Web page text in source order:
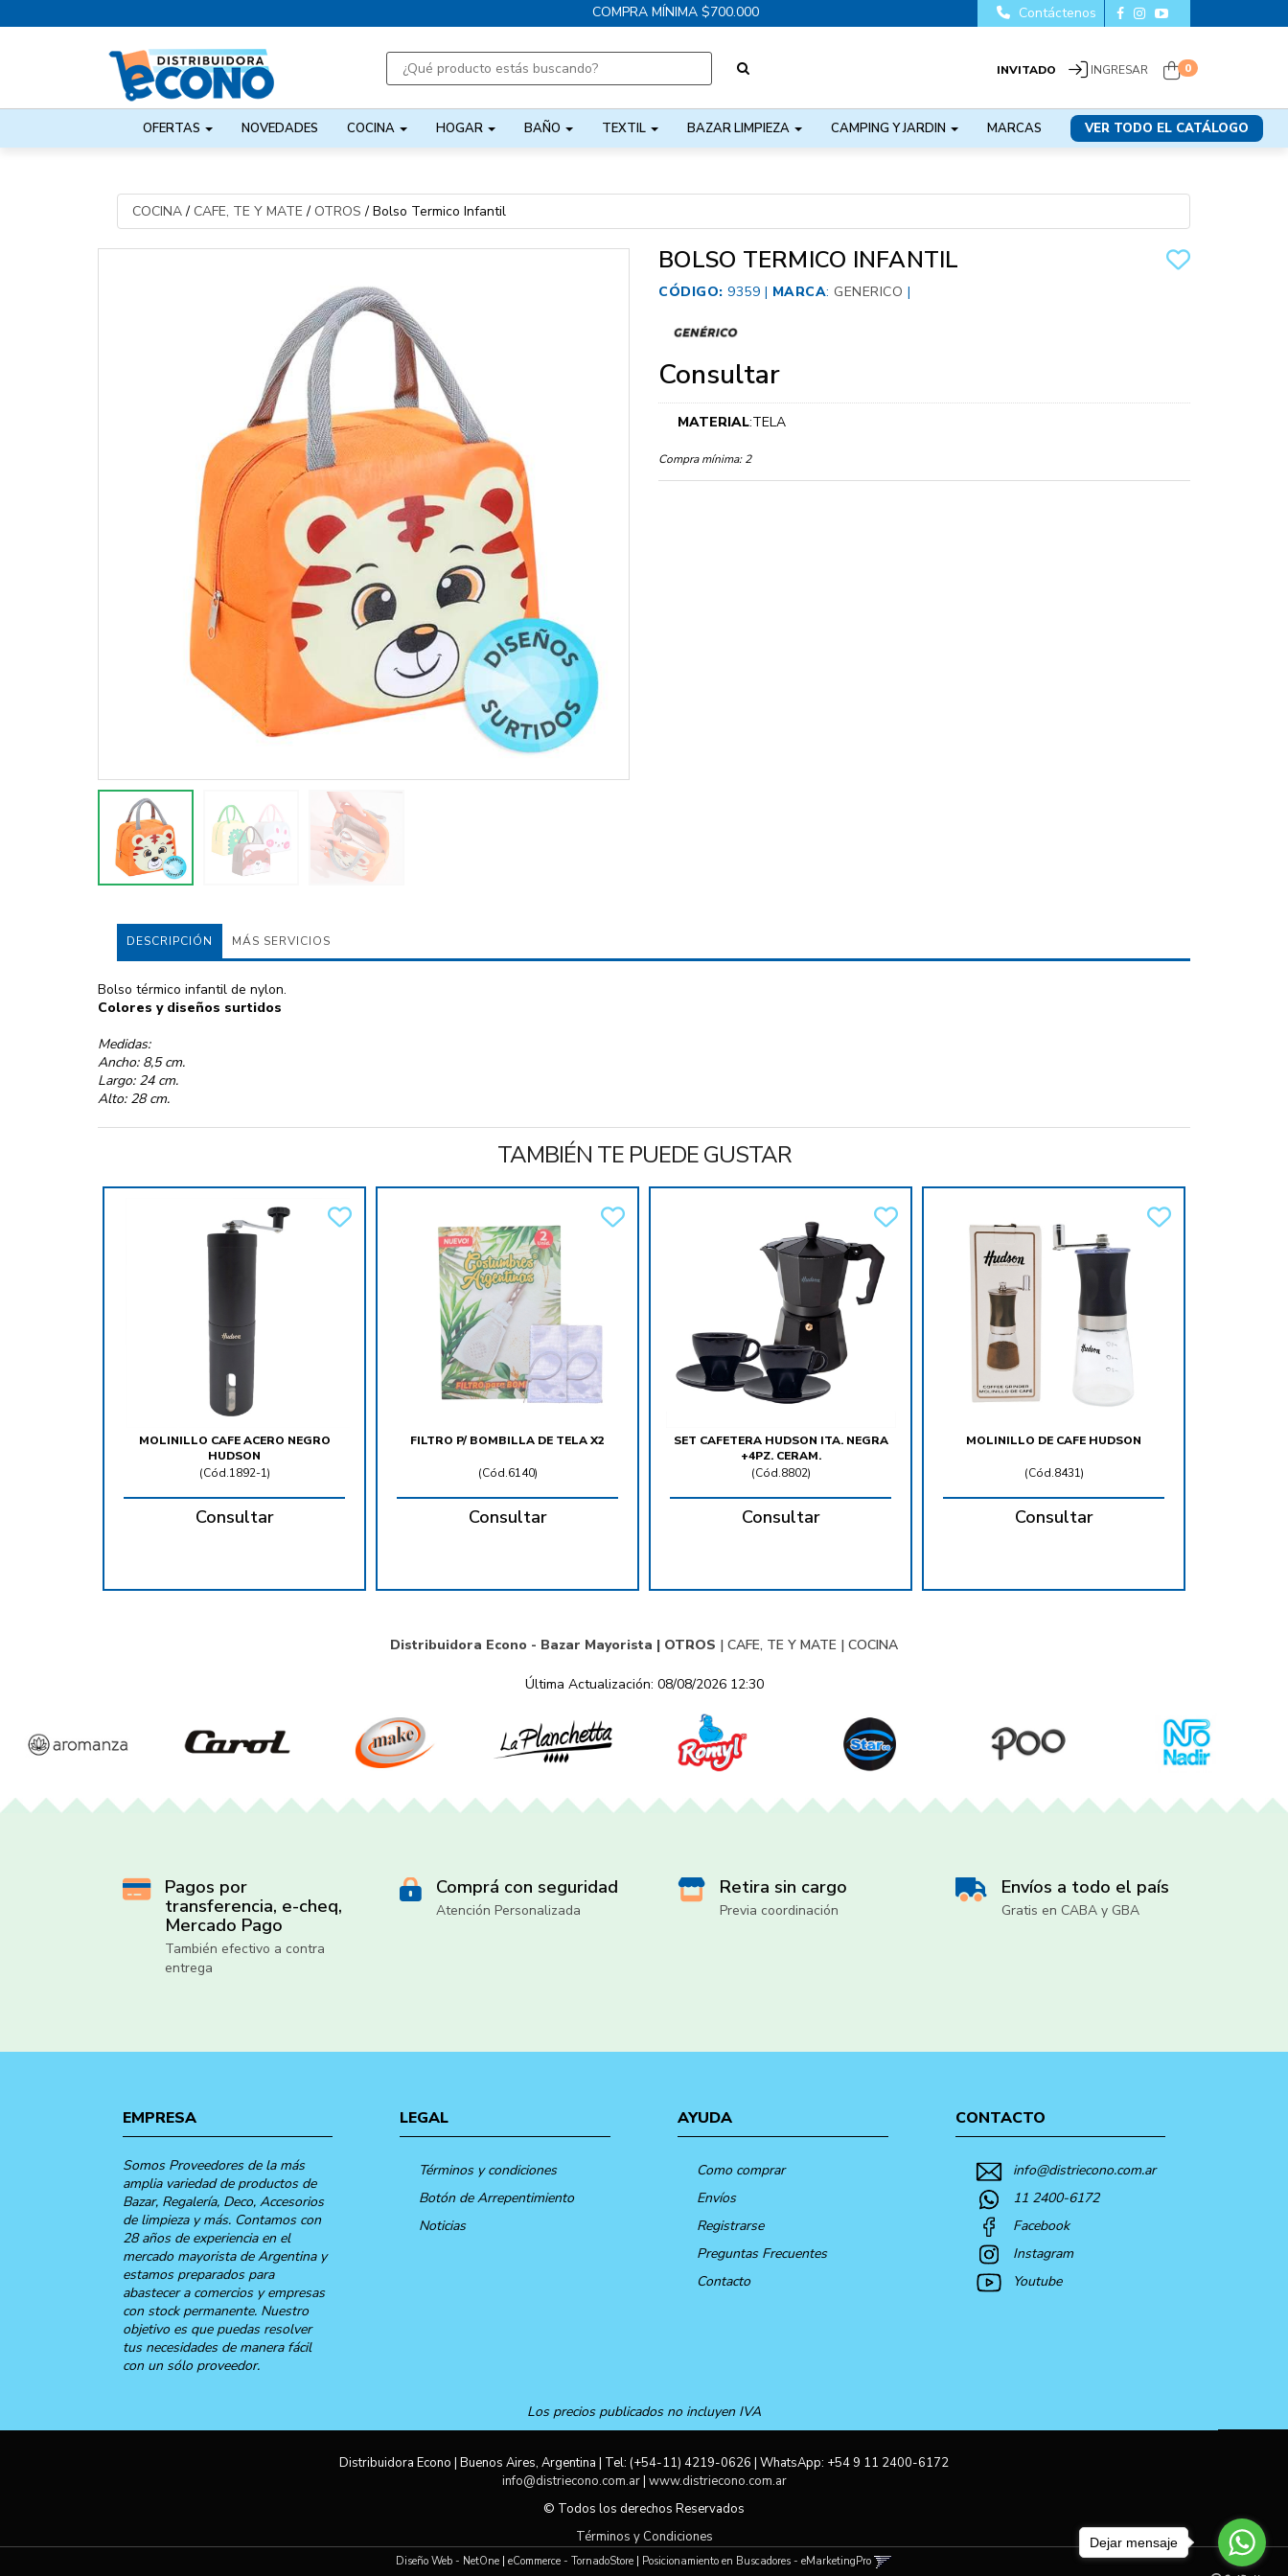
COMPRA MÍNIMA $700.000
INVITADO INGRESAR 0
OFERTAS NOVEDADES COCINA HOGAR BAÑO TEXTIL BAZAR LIMPIEZA CAMPING Y JARDIN MARCAS VER TODO EL CATÁLOGO
Contáctenos
COCINA/ CAFE, TE Y MATE / OTROS / Bolso Termico Infantil
BOLSO TERMICO INFANTIL
CÓDIGO: 9359 | MARCA: GENERICO |
Consultar
MATERIAL:TELA
Compra mínima: 2
DESCRIPCIÓN MÁS SERVICIOS
Bolso térmico infantil de nylon.
Colores y diseños surtidos
Medidas:
Ancho: 8,5 cm.
Largo: 24 cm.
Alto: 28 cm.
TAMBIÉN TE PUEDE GUSTAR
MOLINILLO CAFE ACERO NEGRO
HUDSON
(Cód.1892-1)
Consultar
FILTRO P/ BOMBILLA DE TELA X2
(Cód.6140)
Consultar
SET CAFETERA HUDSON ITA. NEGRA
+4PZ. CERAM.
(Cód.8802)
Consultar
MOLINILLO DE CAFE HUDSON
(Cód.8431)
Consultar
Distribuidora Econo - Bazar Mayorista | OTROS | CAFE, TE Y MATE | COCINA
Última Actualización: 08/08/2026 12:30
Pagos por
transferencia, e-cheq,
Mercado Pago
También efectivo a contra
entrega
Comprá con seguridad
Atención Personalizada
Retira sin cargo
Previa coordinación
Envíos a todo el país
Gratis en CABA y GBA
EMPRESA
Somos Proveedores de la más
amplia variedad de productos de
Bazar, Regalería, Deco, Accesorios
de limpieza y más. Contamos con
28 años de experiencia en el
mercado mayorista de Argentina y
estamos preparados para
abastecer a comercios y empresas
con stock permanente. Nuestro
objetivo es que puedas resolver
tus necesidades de manera fácil
con un sólo proveedor.
LEGAL
Términos y condiciones
Botón de Arrepentimiento
Noticias
AYUDA
Como comprar
Envíos
Registrarse
Preguntas Frecuentes
Contacto
CONTACTO
info@distriecono.com.ar
11 2400-6172
Facebook
Instagram
Youtube
Los precios publicados no incluyen IVA
Distribuidora Econo | Buenos Aires, Argentina | Tel: (+54-11) 4219-0626 | WhatsApp: +54 9 11 2400-6172
info@distriecono.com.ar| www.distriecono.com.ar
© Todos los derechos Reservados
Términos y Condiciones
Diseño Web - NetOne | eCommerce - TornadoStore | Posicionamiento en Buscadores - eMarketingPro
Dejar mensaje